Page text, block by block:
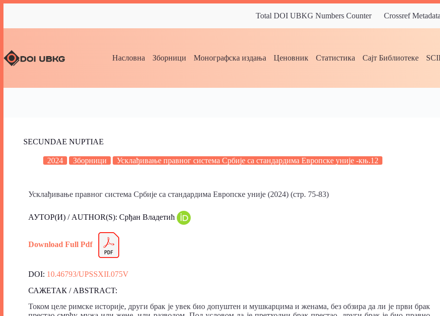
Total DOI UBKG Numbers Counter Crossref
Насловна Зборници Монографска издања Ценовник Статистика Сајт Библиотеке
SECUNDAE NUPTIAE
2024 Зборници Усклађивање правног система Србије са стандардима Европске уније -књ.12
Усклађивање правног система Србије са стандардима Европске уније (2024) (стр. 75-83)
АУТОР(И) / AUTHOR(S): Срђан Владетић
Download Full Pdf
DOI: 10.46793/UPSSXII.075V
САЖЕТАК / ABSTRACT:
Током целе римске историје, други брак је увек био допуштен и мушкарцима и женама, без обзира да ли је први брак